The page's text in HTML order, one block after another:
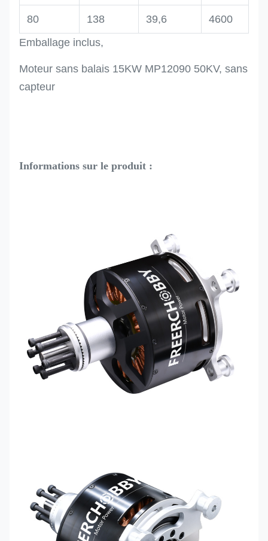
80 138 39,6
4600
Emballage inclus,
Moteur sans balais 15KW MP12090 50KV, sans
capteur
Informations sur le produit :